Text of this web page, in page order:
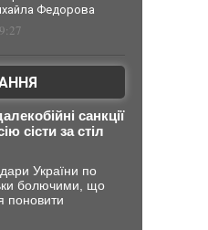
Федорова
санкції
сісти за стіл
України по
болючими, що
поновити